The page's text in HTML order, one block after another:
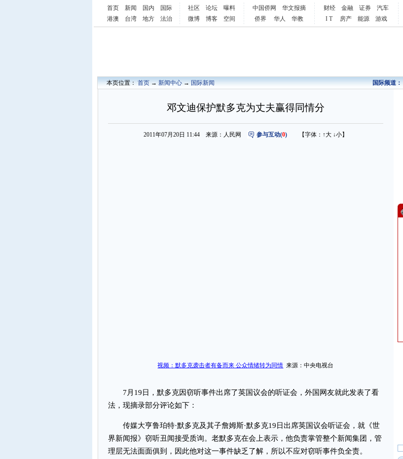
首页 新闻 国内
国际
港澳
台湾 地方 法治
社区 论坛
曝料
微博
博客 空间
中国侨网
华文报摘
侨界
华人 华教
财经 金融 证券
汽车
I T
房产 能源 游戏
本页位置：首页→新闻中心→国际新闻 国际频道：
邓文迪保护默多克为丈夫赢得同情分
2011年07月20日 11:44 来源：人民网 参与互动(0) 【字体： ↑大 ↓小】
视频：默多克袭击者有备而来 公众情绪转为同情 来源：中央电视台
7月19日，默多克因窃听事件出席了英国议会的听证会，外国网友就此发表了看
法，现摘录部分评论如下：
传媒大亨鲁珀特·默多克及其子詹姆斯·默多克19日出席英国议会听证会，就《世
界新闻报》窃听丑闻接受质询。老默多克在会上表示，他负责掌管整个新闻集团，管
理层无法面面俱到，因此他对这一事件缺乏了解，所以不应对窃听事件负全责。